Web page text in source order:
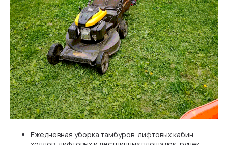
Ежедневная уборка тамбуров, лифтовых кабин,